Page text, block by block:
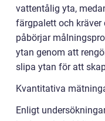
vattentålig yta,
färgpalett och kräver
påbörjar
ytan genom att
slipa ytan för att
Kvantitativa
Enligt